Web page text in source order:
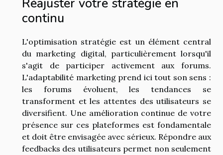
continu
L'optimisation stratégie est un élément central
du marketing digital, particulièrement lorsqu'il
s'agit de participer activement aux forums.
L'adaptabilité marketing prend ici tout son sens :
les forums évoluent, les tendances se
transforment et les attentes des utilisateurs se
diversifient. Une amélioration continue de votre
présence sur ces plateformes est fondamentale
et doit être envisagée avec sérieux. Répondre aux
feedbacks des utilisateurs permet non seulement